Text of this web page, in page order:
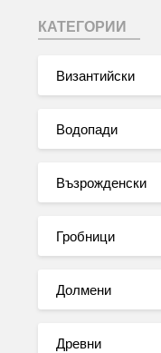
КАТЕГОРИИ
Византийски
Водопади
Възрожденски
Гробници
Долмени
Древни